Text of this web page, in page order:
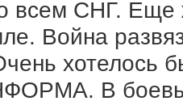
всем СНГ. Еще
Война
хотелось
В